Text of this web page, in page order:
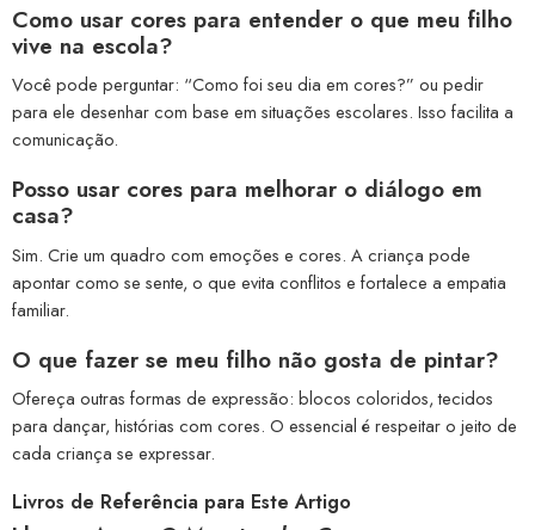
Como usar cores para entender o que meu filho
vive na escola?
Você pode perguntar: “Como foi seu dia em cores?” ou pedir
para ele desenhar com base em situações escolares. Isso facilita a
comunicação.
Posso usar cores para melhorar o diálogo em
casa?
Sim. Crie um quadro com emoções e cores. A criança pode
apontar como se sente, o que evita conflitos e fortalece a empatia
familiar.
O que fazer se meu filho não gosta de pintar?
Ofereça outras formas de expressão: blocos coloridos, tecidos
para dançar, histórias com cores. O essencial é respeitar o jeito de
cada criança se expressar.
Livros de Referência para Este Artigo